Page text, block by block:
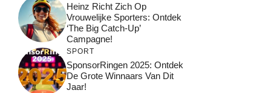
Heinz Richt Zich Op
Vrouwelijke Sporters: Ontdek
‘The Big Catch-Up’
Campagne!
SPORT
SponsorRingen 2025: Ontdek
De Grote Winnaars Van Dit
Jaar!